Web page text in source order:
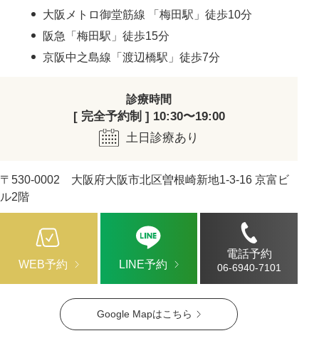
Google Mapはこちら
大阪メトロ御堂筋線 「梅田駅」徒歩10分
阪急「梅田駅」徒歩15分
京阪中之島線「渡辺橋駅」徒歩7分
診療時間
[ 完全予約制 ] 10:30〜19:00
土日診療あり
〒530-0002 大阪府大阪市北区曽根崎新地1-3-16 京富ビ
ル2階
WEB予約 LINE予約
電話予約
06-6940-7101